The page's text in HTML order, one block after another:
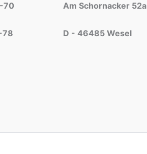
70
78
Am Schornacker 52a
D - 46485 Wesel